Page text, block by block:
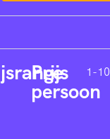
Prijs
persoon
1-10